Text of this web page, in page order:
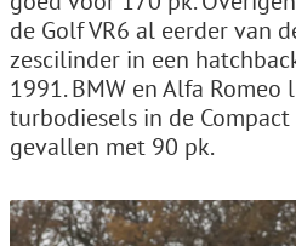
de Golf VR6 al eerder van
zescilinder in een
1991. BMW en Alfa Romeo
turbodiesels in de
gevallen met 90 pk.